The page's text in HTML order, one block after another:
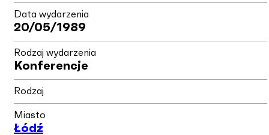
Data wydarzenia
20/05/1989
Rodzaj wydarzenia
Konferencje
Rodzaj
Miasto
Łódź